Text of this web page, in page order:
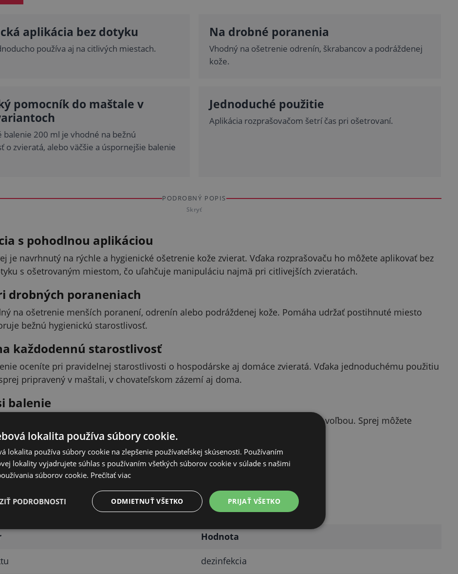
aplikácia bez dotyku
používa aj na citlivých miestach.
Na drobné poranenia
Vhodný na ošetrenie odrenín, škrabancov a podráždenej
kože.
pomocník do maštale v
balenie 200 ml je vhodné na bežnú
o zvieratá, alebo väčšie a úspornejšie balenie
Jednoduché použitie
Aplikácia rozprašovačom šetrí čas pri ošetrovaní.
PODROBNÝ POPIS
Skryť
s pohodlnou aplikáciou
je navrhnutý na rýchle a hygienické ošetrenie kože zvierat. Vďaka rozprašovaču ho môžete aplikovať bez
s ošetrovaným miestom, čo uľahčuje manipuláciu najmä pri citlivejších zvieratách.
drobných poraneniach
na ošetrenie menších poranení, odrenín alebo podráždenej kože. Pomáha udržať postihnuté miesto
bežnú hygienickú starostlivosť.
každodennú starostlivosť
oceníte pri pravidelnej starostlivosti o hospodárske aj domáce zvieratá. Vďaka jednoduchému použitiu
pripravený v maštali, v chovateľskom zázemí aj doma.
balenie
200 ml sa ľahko skladuje aj používa. Varianta 500 ml je ekonomickejšou voľbou. Sprej môžete
podľa potreby pri bežnom ošetrovaní zvierat.
Hodnota
dezinfekcia
lokalita používa súbory cookie.
lokalita používa súbory cookie na zlepšenie používateľskej skúsenosti. Používaním
lokality vyjadrujete súhlas s používaním všetkých súborov cookie v súlade s našimi
súborov cookie. Prečítať viac
PRIJAŤ VŠETKO
ODMIETNUŤ VŠETKO
PODROBNOSTI